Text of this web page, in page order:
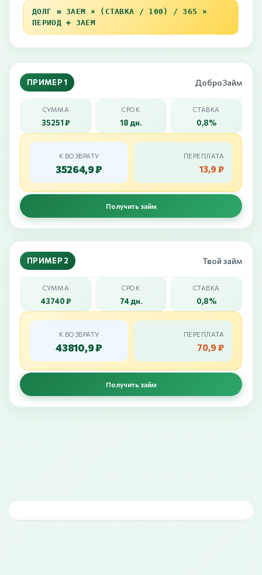
ДОЛГ = ЗАЕМ × (СТАВКА / 100) / 365 ×
ПЕРИОД + ЗАЕМ
ПРИМЕР 1 ДоброЗайм
СУММА
35251 ₽
СРОК
18 дн.
СТАВКА
0,8%
К ВОЗВРАТУ
35264,9 ₽
ПЕРЕПЛАТА
13,9 ₽
Получить займ
ПРИМЕР 2 Твой займ
СУММА
43740 ₽
СРОК
74 дн.
СТАВКА
0,8%
К ВОЗВРАТУ
43810,9 ₽
ПЕРЕПЛАТА
70,9 ₽
Получить займ